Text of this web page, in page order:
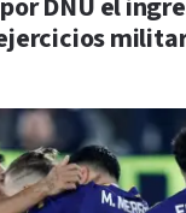
DNU el